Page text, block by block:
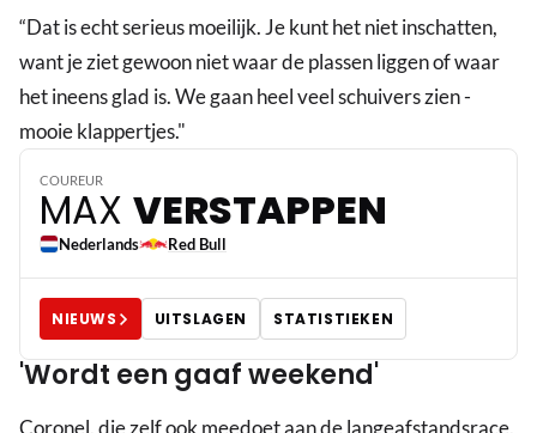
“Dat is echt serieus moeilijk. Je kunt het niet inschatten,
want je ziet gewoon niet waar de plassen liggen of waar
het ineens glad is. We gaan heel veel schuivers zien -
mooie klappertjes."
COUREUR
MAX VERSTAPPEN
Nederlands Red Bull 3
NIEUWS UITSLAGEN STATISTIEKEN
'Wordt een gaaf weekend'